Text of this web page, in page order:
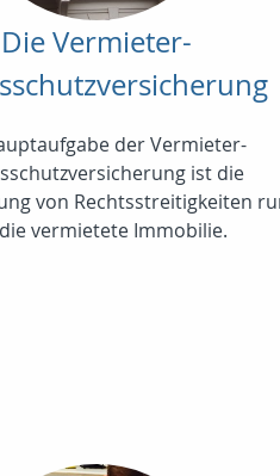
Die Vermieter-
der Vermieter-
ist die
von Rechtsstreitigkeiten
vermietete Immobilie.